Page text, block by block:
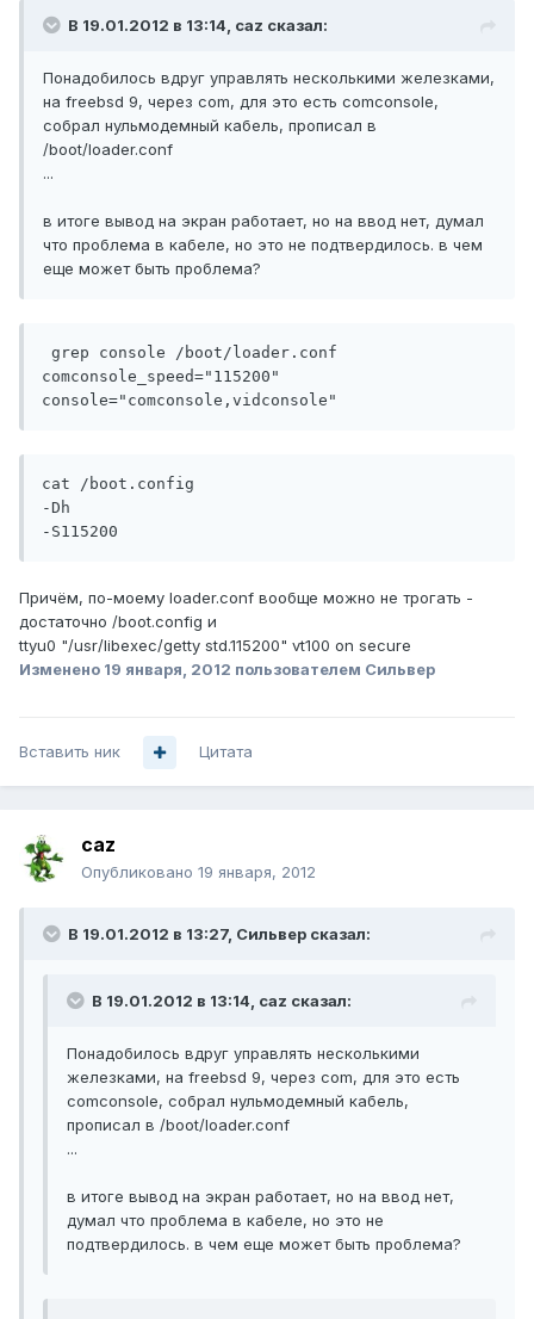
В 19.01.2012 в 13:14, caz сказал:
Понадобилось вдруг управлять несколькими железками,
на freebsd 9, через com, для это есть comconsole,
собрал нульмодемный кабель, прописал в
/boot/loader.conf
...
в итоге вывод на экран работает, но на ввод нет, думал
что проблема в кабеле, но это не подтвердилось. в чем
еще может быть проблема?
comconsole_speed="115200"
console="comconsole,vidconsole"
cat /boot.config
-Dh
-S115200
Причём, по-моему loader.conf вообще можно не трогать -
достаточно /boot.config и
ttyu0 "/usr/libexec/getty std.115200" vt100 on secure
Изменено 19 января, 2012 пользователем Сильвер
Вставить ник Цитата
caz
Опубликовано 19 января, 2012
В 19.01.2012 в 13:27, Сильвер сказал:
В 19.01.2012 в 13:14, caz сказал:
Понадобилось вдруг управлять несколькими
железками, на freebsd 9, через com, для это есть
comconsole, собрал нульмодемный кабель,
прописал в /boot/loader.conf
...
в итоге вывод на экран работает, но на ввод нет,
думал что проблема в кабеле, но это не
подтвердилось. в чем еще может быть проблема?